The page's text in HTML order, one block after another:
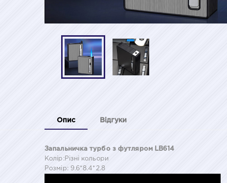
Опис Відгуки
Запальничка турбо з футляром LB614
Колір:Різні кольори
Розмір: 9.6*8.4*2.8